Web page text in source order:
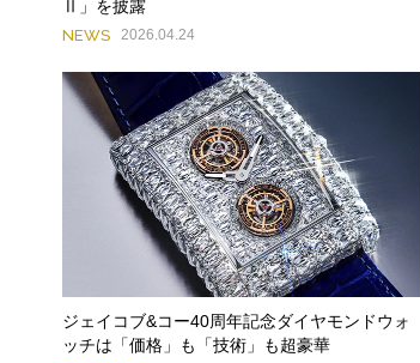
Ⅱ」を披露
NEWS 2026.04.24
ジェイコブ&コー40周年記念ダイヤモンドウォ
ッチは「価格」も「技術」も超豪華